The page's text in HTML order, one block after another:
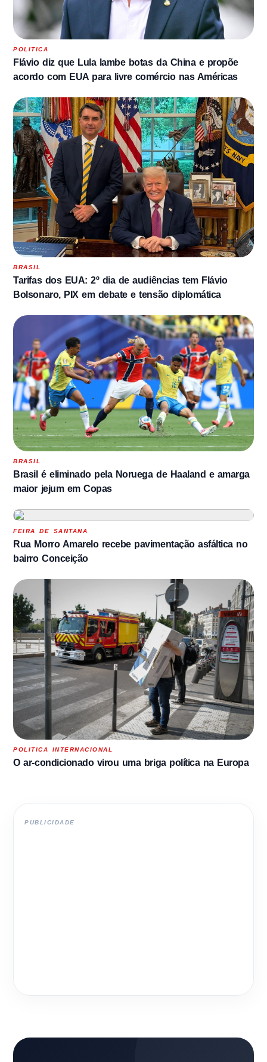
POLITICA
Flávio diz que Lula lambe botas da China e propõe
acordo com EUA para livre comércio nas Américas
BRASIL
Tarifas dos EUA: 2º dia de audiências tem Flávio
Bolsonaro, PIX em debate e tensão diplomática
BRASIL
Brasil é eliminado pela Noruega de Haaland e amarga
maior jejum em Copas
FEIRA DE SANTANA
Rua Morro Amarelo recebe pavimentação asfáltica no
bairro Conceição
POLITICA INTERNACIONAL
O ar-condicionado virou uma briga política na Europa
PUBLICIDADE